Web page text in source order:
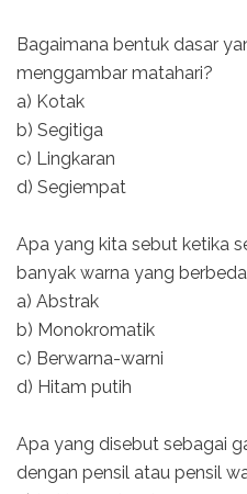
Bagaimana bentuk dasar
menggambar matahari?
a) Kotak
b) Segitiga
c) Lingkaran
d) Segiempat
Apa yang kita sebut ketika
banyak warna yang
a) Abstrak
b) Monokromatik
c) Berwarna-warni
d) Hitam putih
Apa yang disebut sebagai
dengan pensil atau pensil